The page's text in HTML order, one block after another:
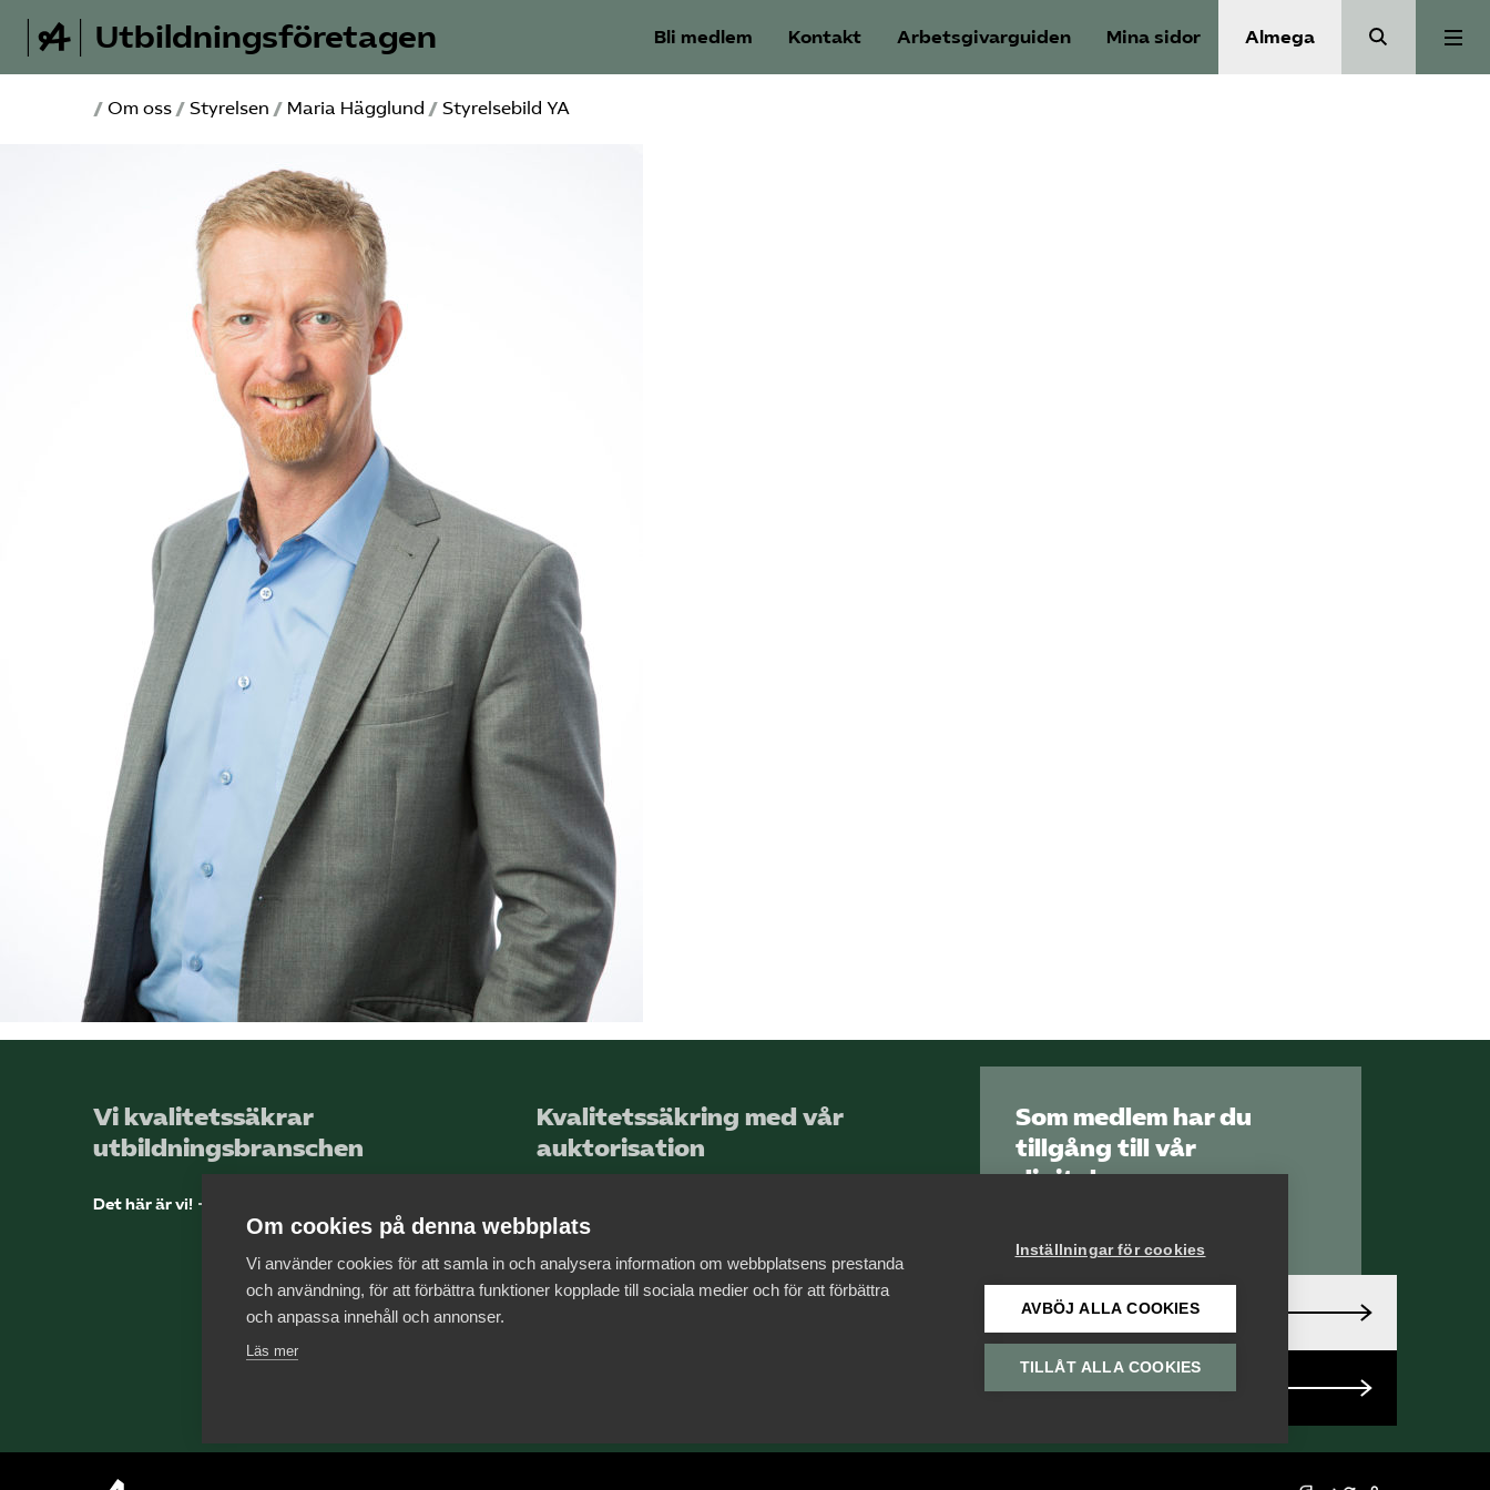
Utbildningsföretagen Bli medlem Kontakt Arbetsgivarguiden Mina sidor Almega
/ Om oss / Styrelsen / Maria Hägglund / Styrelsebild YA
Vi kvalitetssäkrar
utbildningsbranschen
Det här är vi!
Kvalitetssäkring med vår
auktorisation
Anmäl brister hos ett medlemsföretag
Som medlem har du
tillgång till vår
digitala
Arbetsgivarguiden
Logga in
Bli medlem
Om cookies på denna webbplats
Vi använder cookies för att samla in och analysera information om webbplatsens prestanda
och användning, för att förbättra funktioner kopplade till sociala medier och för att förbättra
och anpassa innehåll och annonser.
Läs mer
Inställningar för cookies
AVBÖJ ALLA COOKIES
TILLÅT ALLA COOKIES